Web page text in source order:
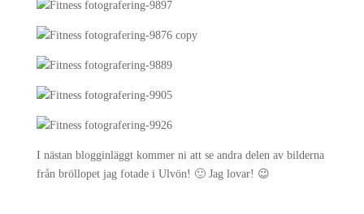
I nästan blogginläggt kommer ni att se andra delen av bilderna
från bröllopet jag fotade i Ulvön! 🙂 Jag lovar! 😉